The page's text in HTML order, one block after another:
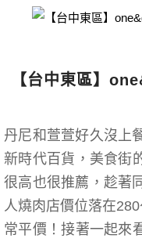
【台中東區】
丹尼和萱萱好久沒上
新時代百貨，美食街
很高也很推薦，趁著
人燒肉店價位落在
常平價！接著一起來